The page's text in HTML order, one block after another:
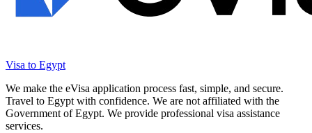
Visa to Egypt
We make the eVisa application process fast, simple, and secure.
Travel to Egypt with confidence. We are not affiliated with the
Government of Egypt. We provide professional visa assistance
services.